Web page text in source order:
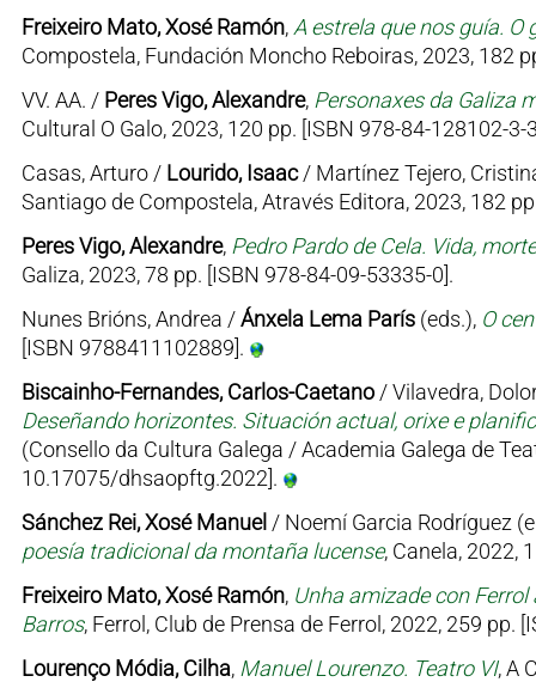
Freixeiro Mato, Xosé Ramón, A estrela que nos guía.
Compostela, Fundación Moncho Reboiras, 2023, 182
VV. AA. / Peres Vigo, Alexandre, Personaxes da Galiza
Cultural O Galo, 2023, 120 pp. [ISBN 978-84-128102-3-
Casas, Arturo / Lourido, Isaac/ Martínez Tejero,
Santiago de Compostela, Através Editora, 2023, 182
Peres Vigo, Alexandre, Pedro Pardo de Cela. Vida,
Galiza, 2023, 78 pp. [ISBN 978-84-09-53335-0].
Nunes Brións, Andrea /Ánxela Lema París(eds.), O
[ISBN 9788411102889].
Biscainho-Fernandes, Carlos-Caetano/ Vilavedra,
Deseñando horizontes. Situación actual, orixe e
(Consello da Cultura Galega / Academia Galega de
10.17075/dhsaopftg.2022].
Sánchez Rei, Xosé Manuel / Noemí Garcia Rodríguez
poesía tradicional da montaña lucense, Canela, 2022,
Freixeiro Mato, Xosé Ramón, Unha amizade con
Barros, Ferrol, Club de Prensa de Ferrol, 2022, 259 pp.
Lourenço Módia, Cilha, Manuel Lourenzo. Teatro VI, A